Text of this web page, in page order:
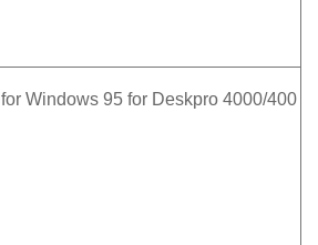
Windows 95 for Deskpro 4000/400